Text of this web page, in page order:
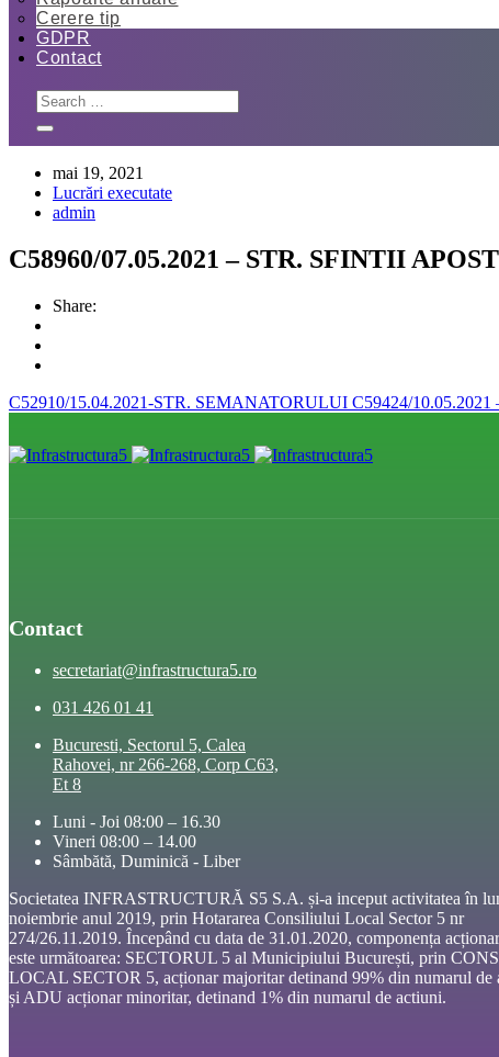
Cerere tip
GDPR
Contact
mai 19, 2021
Lucrări executate
admin
C58960/07.05.2021 – STR. SFINTII
Share:
C52910/15.04.2021-STR. SEMANATORULUI C59424/
Contact
secretariat@infrastructura5.ro
031 426 01 41
Bucuresti, Sectorul 5, Calea
Rahovei, nr 266-268, Corp C63,
Et 8
Luni - Joi 08:00 – 16.30
Vineri 08:00 – 14.00
Sâmbătă, Duminică - Liber
Societatea INFRASTRUCTURĂ S5 S.A. și-a inceput activitatea în
noiembrie anul 2019, prin Hotararea Consiliului Local Sector 5 nr
274/26.11.2019. Începând cu data de 31.01.2020, componența
este următoarea: SECTORUL 5 al Municipiului București, prin
LOCAL SECTOR 5, acționar majoritar detinand 99% din numarul de
și ADU acționar minoritar, detinand 1% din numarul de actiuni.